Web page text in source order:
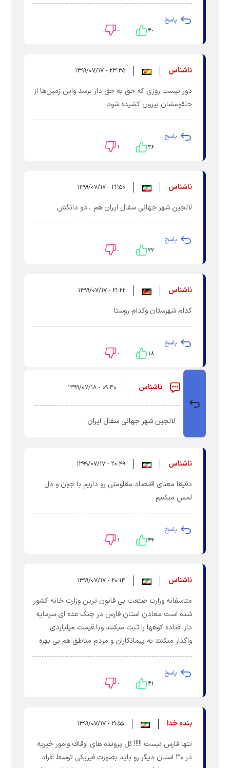
پاسخ
۳۰ ۰
ناشناس ۲۳:۳۵ - ۱۳۹۹/۰۷/۱۷
دور نیست روزی که حق به حق دار برسد واین زمین‌ها از
حلقومشان بیرون کشیده شود
پاسخ
۳۶ ۱
ناشناس ۲۲:۵۰ - ۱۳۹۹/۰۷/۱۷
لالجین شهر جهانی سفال ایران هم ...دو دانگش
پاسخ
۲۲ ۰
ناشناس ۲۱:۲۲ - ۱۳۹۹/۰۷/۱۷
کدام شهرستان وکدام روستا
پاسخ
۱۸ ۰
ناشناس ۰۹:۴۰ - ۱۳۹۹/۰۷/۱۸
لالجین شهر جهانی سفال ایران
ناشناس ۲۰:۴۹ - ۱۳۹۹/۰۷/۱۷
دقیقا معنای اقتصاد مقاومتی رو داریم با جون و دل
لمس میکنیم
پاسخ
۳۴ ۱
ناشناس ۲۰:۱۴ - ۱۳۹۹/۰۷/۱۷
متاسفانه وزارت صنعت بی قانون ترین وزارت خانه کشور
شده است معادن استان فارس در چنگ عده ای سرمایه
دار افتاده کوهها را ثبت میکنند وبا قیمت میلیاردی
واگذار میکنند به پیمانکاران و مردم مناطق هم بی بهره
پاسخ
۳۱ ۰
بنده خدا ۱۹:۵۵ - ۱۳۹۹/۰۷/۱۷
تنها فارس نیست !!!!! کل پرونده های اوقاف وامور خیریه
در ۳۰ استان دیگر رو باید بصورت فیزیکی توسط افراد